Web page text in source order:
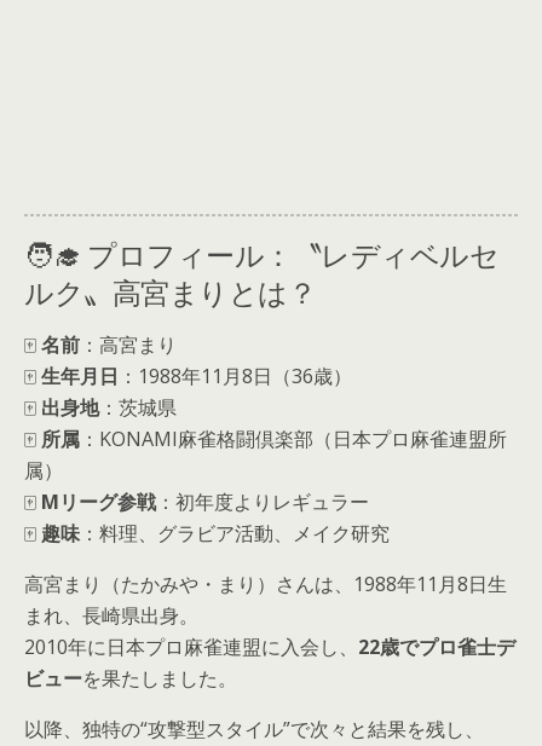
🧑‍🎓 プロフィール：〝レディベルセ
ルク〟高宮まりとは？
🀄名前 ：高宮まり
🀄生年月日 ：1988年11月8日（36歳）
🀄 出身地：茨城県
🀄 所属 ：KONAMI麻雀格闘倶楽部（日本プロ麻雀連盟所
属）
🀄 Mリーグ参戦：初年度よりレギュラー
🀄 趣味：料理、グラビア活動、メイク研究
高宮まり（たかみや・まり）さんは、1988年11月8日生
まれ、長崎県出身。
2010年に日本プロ麻雀連盟に入会し、 22歳でプロ雀士デ
ビューを果たしました。
以降、独特の“攻撃型スタイル”で次々と結果を残し、